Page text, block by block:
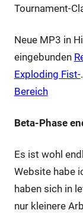
Tournament-
Neue MP3 in
eingebunden
Exploding Fist-
Bereich
Beta-Phase
Es ist wohl
Website habe
haben sich in
nur kleinere